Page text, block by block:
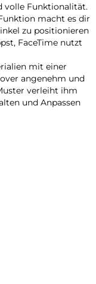
volle Funktionalität.
macht es dir
zu positionieren
FaceTime nutzt
mit einer
angenehm und
verleiht ihm
und Anpassen
und
ihn immer
zu bringen?
und Schutz
mit dir Schritt zu